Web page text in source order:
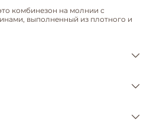
комбинезон на молнии с
выполненный из плотного и